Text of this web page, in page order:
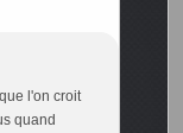
l'on croit
quand